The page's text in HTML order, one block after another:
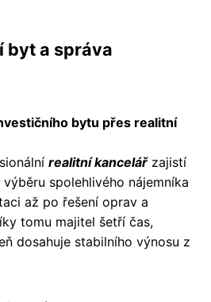
byt a správa
bytu přes realitní
realitní kancelářzajistí
spolehlivého nájemníka
až po řešení oprav a
tomu majitel šetří čas,
dosahuje stabilního výnosu z